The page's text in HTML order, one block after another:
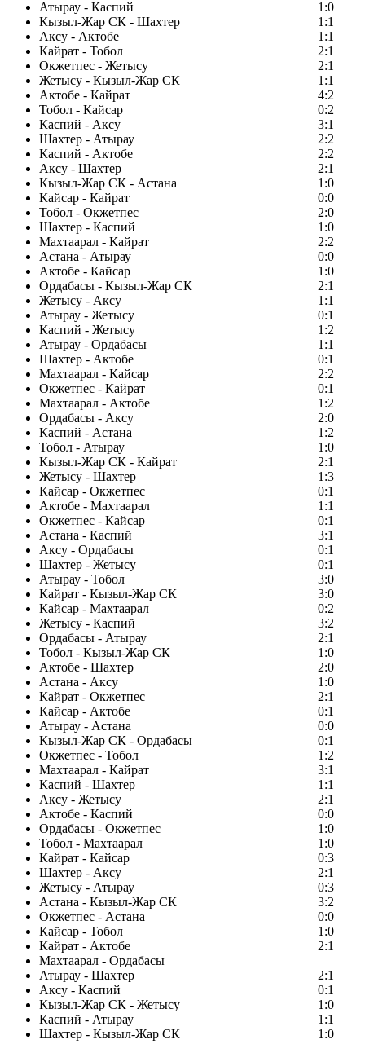
Атырау - Каспий
1:0
Кызыл-Жар СК - Шахтер
1:1
Аксу - Актобе
1:1
Кайрат - Тобол
2:1
Окжетпес - Жетысу
2:1
Жетысу - Кызыл-Жар СК
1:1
Актобе - Кайрат
4:2
Тобол - Кайсар
0:2
Каспий - Аксу
3:1
Шахтер - Атырау
2:2
Каспий - Актобе
2:2
Аксу - Шахтер
2:1
Кызыл-Жар СК - Астана
1:0
Кайсар - Кайрат
0:0
Тобол - Окжетпес
2:0
Шахтер - Каспий
1:0
Махтаарал - Кайрат
2:2
Астана - Атырау
0:0
Актобе - Кайсар
1:0
Ордабасы - Кызыл-Жар СК
2:1
Жетысу - Аксу
1:1
Атырау - Жетысу
0:1
Каспий - Жетысу
1:2
Атырау - Ордабасы
1:1
Шахтер - Актобе
0:1
Махтаарал - Кайсар
2:2
Окжетпес - Кайрат
0:1
Махтаарал - Актобе
1:2
Ордабасы - Аксу
2:0
Каспий - Астана
1:2
Тобол - Атырау
1:0
Кызыл-Жар СК - Кайрат
2:1
Жетысу - Шахтер
1:3
Кайсар - Окжетпес
0:1
Актобе - Махтаарал
1:1
Окжетпес - Кайсар
0:1
Астана - Каспий
3:1
Аксу - Ордабасы
0:1
Шахтер - Жетысу
0:1
Атырау - Тобол
3:0
Кайрат - Кызыл-Жар СК
3:0
Кайсар - Махтаарал
0:2
Жетысу - Каспий
3:2
Ордабасы - Атырау
2:1
Тобол - Кызыл-Жар СК
1:0
Актобе - Шахтер
2:0
Астана - Аксу
1:0
Кайрат - Окжетпес
2:1
Кайсар - Актобе
0:1
Атырау - Астана
0:0
Кызыл-Жар СК - Ордабасы
0:1
Окжетпес - Тобол
1:2
Махтаарал - Кайрат
3:1
Каспий - Шахтер
1:1
Аксу - Жетысу
2:1
Актобе - Каспий
0:0
Ордабасы - Окжетпес
1:0
Тобол - Махтаарал
1:0
Кайрат - Кайсар
0:3
Шахтер - Аксу
2:1
Жетысу - Атырау
0:3
Астана - Кызыл-Жар СК
3:2
Окжетпес - Астана
0:0
Кайсар - Тобол
1:0
Кайрат - Актобе
2:1
Махтаарал - Ордабасы
Атырау - Шахтер
2:1
Аксу - Каспий
0:1
Кызыл-Жар СК - Жетысу
1:0
Каспий - Атырау
1:1
Шахтер - Кызыл-Жар СК
1:0